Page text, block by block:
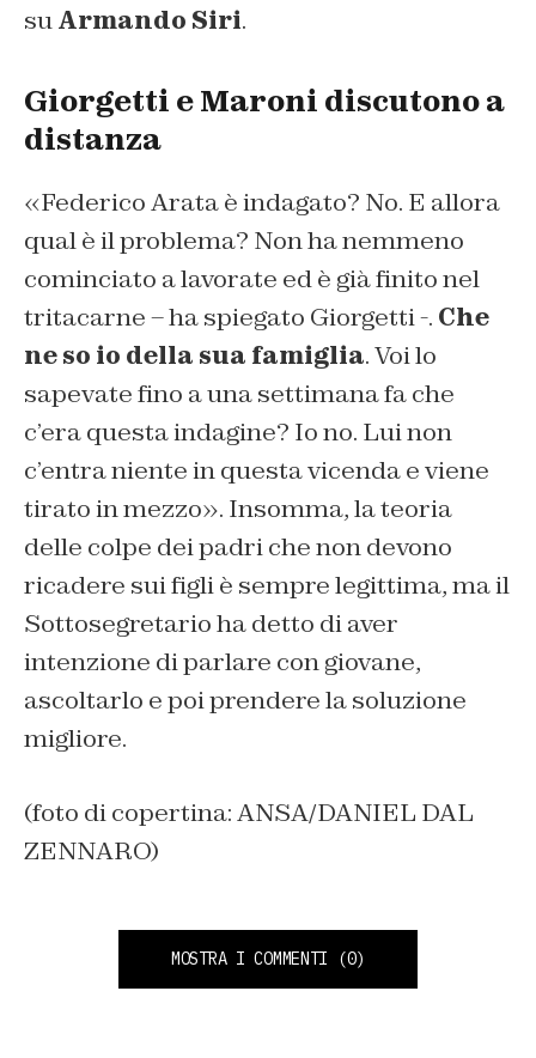
suArmando Siri.
Giorgetti e Maroni discutono a
distanza
«Federico Arata è indagato? No. E allora
qual è il problema? Non ha nemmeno
cominciato a lavorate ed è già finito nel
tritacarne – ha spiegato Giorgetti -. Che
ne so io della sua famiglia. Voi lo
sapevate fino a una settimana fa che
c’era questa indagine? Io no. Lui non
c’entra niente in questa vicenda e viene
tirato in mezzo». Insomma, la teoria
delle colpe dei padri che non devono
ricadere sui figli è sempre legittima, ma il
Sottosegretario ha detto di aver
intenzione di parlare con giovane,
ascoltarlo e poi prendere la soluzione
migliore.
(foto di copertina: ANSA/DANIEL DAL
ZENNARO)
MOSTRA I COMMENTI (0)